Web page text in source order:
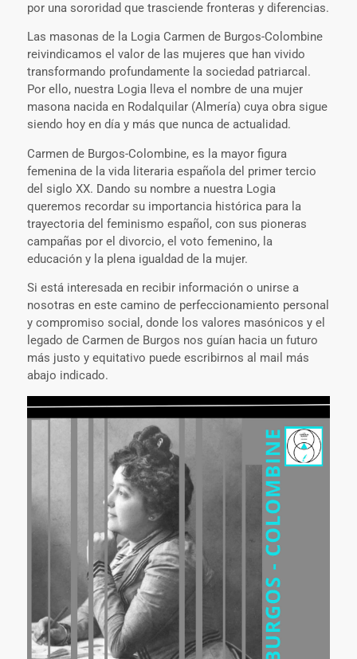
por una sororidad que trasciende fronteras y diferencias.
Las masonas de la Logia Carmen de Burgos-Colombine
reivindicamos el valor de las mujeres que han vivido
transformando profundamente la sociedad patriarcal.
Por ello, nuestra Logia lleva el nombre de una mujer
masona nacida en Rodalquilar (Almería) cuya obra sigue
siendo hoy en día y más que nunca de actualidad.
Carmen de Burgos-Colombine, es la mayor figura
femenina de la vida literaria española del primer tercio
del siglo XX. Dando su nombre a nuestra Logia
queremos recordar su importancia histórica para la
trayectoria del feminismo español, con sus pioneras
campañas por el divorcio, el voto femenino, la
educación y la plena igualdad de la mujer.
Si está interesada en recibir información o unirse a
nosotras en este camino de perfeccionamiento personal
y compromiso social, donde los valores masónicos y el
legado de Carmen de Burgos nos guían hacia un futuro
más justo y equitativo puede escribirnos al mail más
abajo indicado.